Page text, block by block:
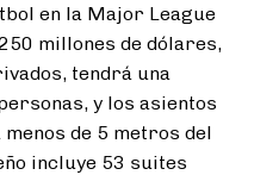
en la Major League
millones de dólares,
tendrá una
y los asientos
de 5 metros del
incluye 53 suites